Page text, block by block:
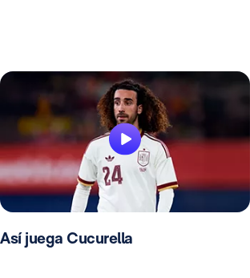
Así juega Cucurella